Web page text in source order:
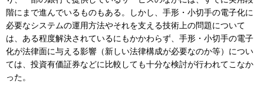
階にまで進んでいるものもある。しかし、手形・小切手の電子化に
必要なシステムの運用方法やそれを支える技術上の問題について
は、ある程度解決されているにもかかわらず、手形・小切手の電子
化が法律面に与える影響（新しい法律構成が必要なのか等）につい
ては、投資有価証券などに比較しても十分な検討が行われてこなか
った。